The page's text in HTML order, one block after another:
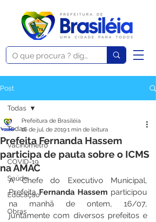
Post
Todas
Vacinômetro
COVID-19
Saúde
Educação
Obras
Todas
Prefeita Fernanda Hassem
participa de pauta sobre o ICMS
na AMAC
Prefeitura de Brasiléia
16 de jul. de 20191 min de leitura
A Chefe do Executivo Municipal,
Prefeita Fernanda Hassem participou
na manhã de ontem, 16/07,
juntamente com diversos prefeitos e